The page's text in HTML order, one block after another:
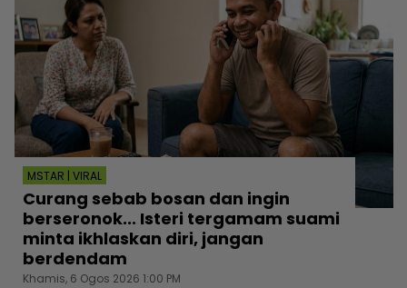
MSTAR | VIRAL
Curang sebab bosan dan ingin
berseronok... Isteri tergamam suami
minta ikhlaskan diri, jangan
berdendam
Khamis, 6 Ogos 2026 1:00 PM